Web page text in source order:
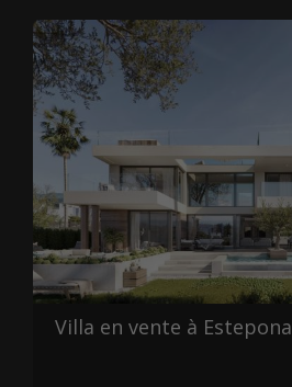
Villa en vente à Estepona